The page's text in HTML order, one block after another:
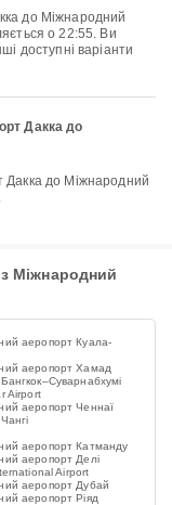
о 22:55. Ви
доступні варіанти
Дакка до
Міжнародний
аеропорт Куала-
аеропорт Хамад
Airport
аеропорт Ченнаї
аеропорт Катманду
аеропорт Делі
Airport
аеропорт Дубай
аеропорт Ріяд